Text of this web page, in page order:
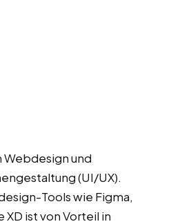
Webdesign und
(UI/UX).
Tools wie Figma,
ist von Vorteil in